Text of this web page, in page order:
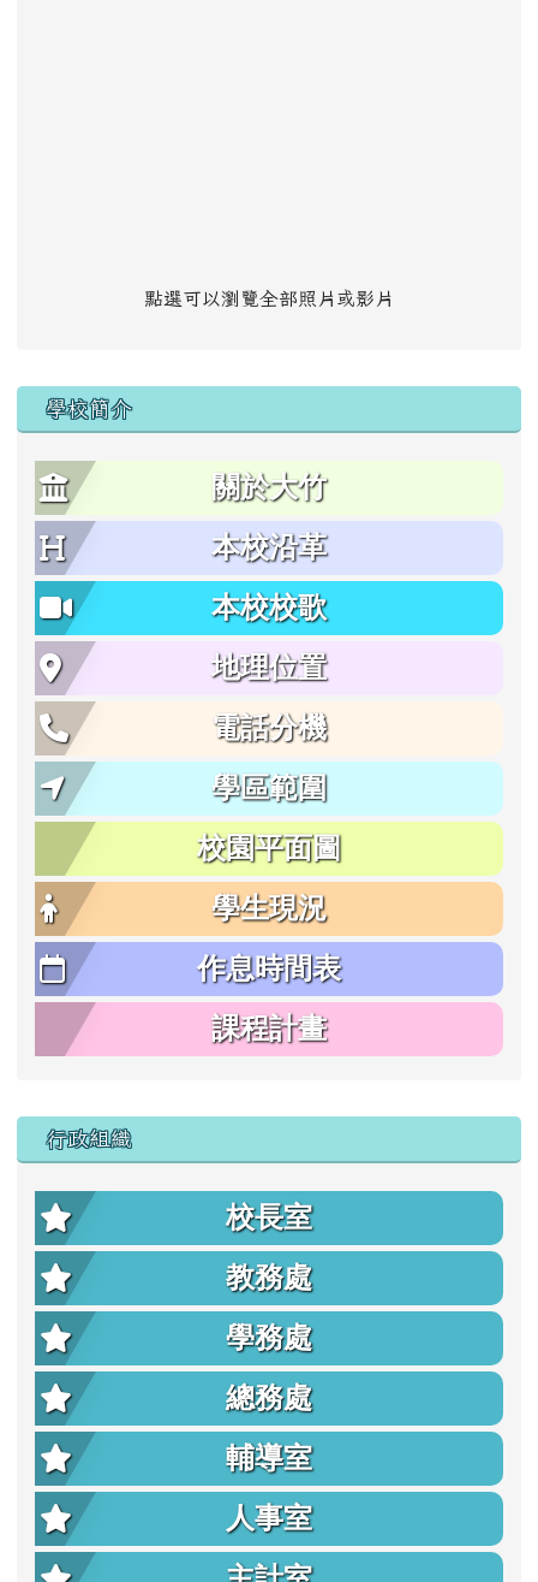
點選可以瀏覽全部照片或影片
學校簡介
關於大竹
本校沿革
本校校歌
地理位置
電話分機
學區範圍
校園平面圖
學生現況
作息時間表
課程計畫
行政組織
校長室
教務處
學務處
總務處
輔導室
人事室